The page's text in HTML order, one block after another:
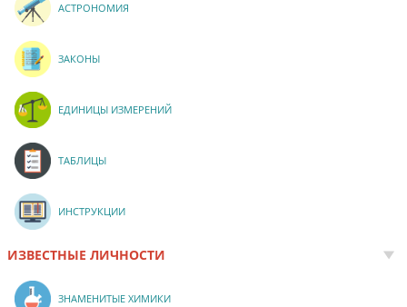
АСТРОНОМИЯ
ЗАКОНЫ
ЕДИНИЦЫ ИЗМЕРЕНИЙ
ТАБЛИЦЫ
ИНСТРУКЦИИ
ИЗВЕСТНЫЕ ЛИЧНОСТИ
ЗНАМЕНИТЫЕ ХИМИКИ